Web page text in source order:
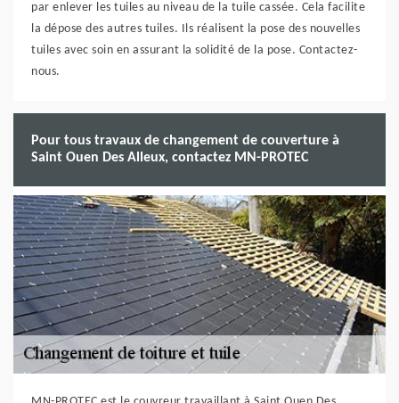
par enlever les tuiles au niveau de la tuile cassée. Cela facilite
la dépose des autres tuiles. Ils réalisent la pose des nouvelles
tuiles avec soin en assurant la solidité de la pose. Contactez-
nous.
Pour tous travaux de changement de couverture à
Saint Ouen Des Alleux, contactez MN-PROTEC